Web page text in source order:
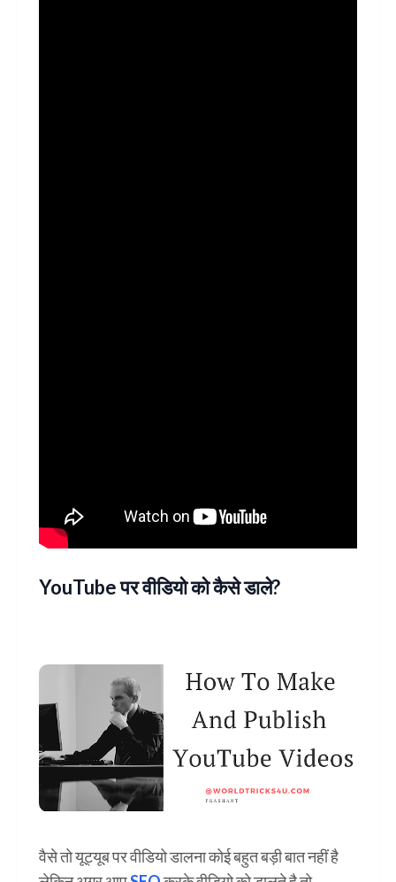
YouTube पर वीडियो को कैसे डाले?
वैसे तो यूट्यूब पर वीडियो डालना कोई बहुत बड़ी बात नहीं है